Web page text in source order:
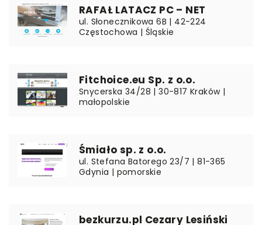
RAFAŁ LATACZ PC – NET
ul. Słonecznikowa 6B | 42-224
Częstochowa | Śląskie
Fitchoice.eu Sp. z o.o.
Snycerska 34/28 | 30-817 Kraków |
małopolskie
Śmiało sp. z o.o.
ul. Stefana Batorego 23/7 | 81-365
Gdynia | pomorskie
bezkurzu.pl Cezary Lesiński